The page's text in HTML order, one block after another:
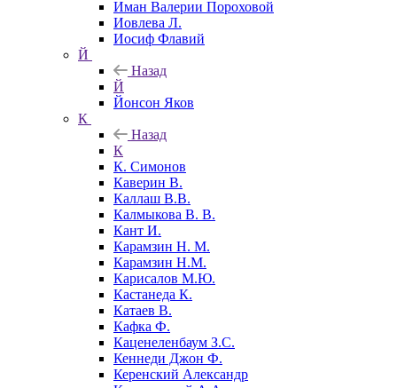
Иман Валерии Пороховой
Иовлева Л.
Иосиф Флавий
Й
Назад
Й
Йонсон Яков
К
Назад
К
К. Симонов
Каверин В.
Каллаш В.В.
Калмыкова В. В.
Кант И.
Карамзин Н. М.
Карамзин Н.М.
Карисалов М.Ю.
Кастанеда К.
Катаев В.
Кафка Ф.
Каценеленбаум З.С.
Кеннеди Джон Ф.
Керенский Александр